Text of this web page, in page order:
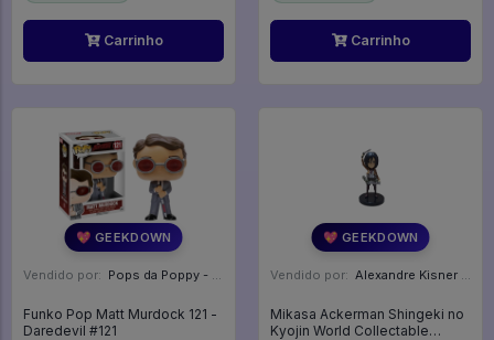
Carrinho Carrinho
💖 GEEKDOWN
Vendido por: Pops da Poppy - SP
Funko Pop Matt Murdock 121 -
Daredevil #121
💖 GEEKDOWN
Vendido por: Alexandre Kisner - PR
Mikasa Ackerman Shingeki no
Kyojin World Collectable